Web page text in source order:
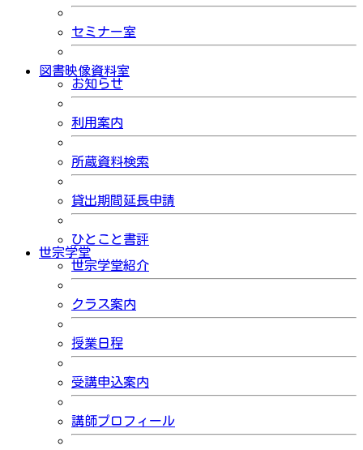
セミナー室
図書映像資料室
お知らせ
利用案内
所蔵資料検索
貸出期間延長申請
ひとこと書評
世宗学堂
世宗学堂紹介
クラス案内
授業日程
受講申込案内
講師プロフィール